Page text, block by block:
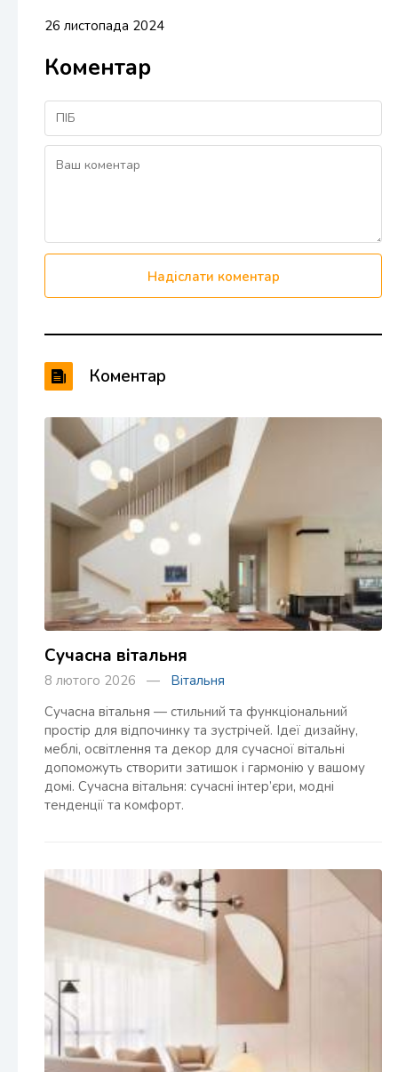
26 листопада 2024
Коментар
Надіслати коментар
Коментар
Сучасна вітальня
8 лютого 2026 — Вітальня
Сучасна вітальня — стильний та функціональний
простір для відпочинку та зустрічей. Ідеї дизайну,
меблі, освітлення та декор для сучасної вітальні
допоможуть створити затишок і гармонію у вашому
домі. Сучасна вітальня: сучасні інтер’єри, модні
тенденції та комфорт.